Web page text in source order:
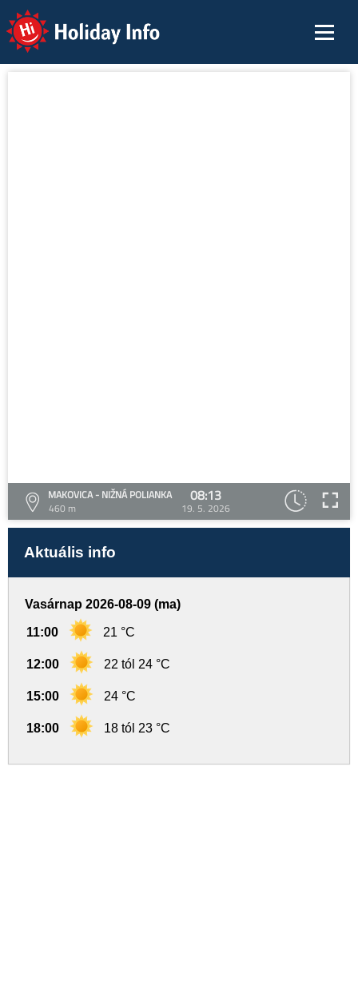
Holiday Info
MAKOVICA - NIŽNÁ POLIANKA
460 m
08:13
19. 5. 2026
Aktuális info
Vasárnap 2026-08-09 (ma)
11:00 21 °C
12:00 22 tól 24 °C
15:00 24 °C
18:00 18 tól 23 °C